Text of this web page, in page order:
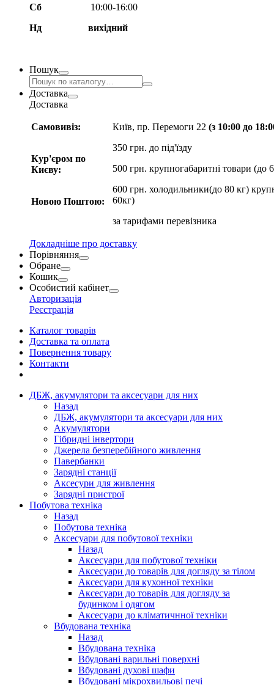
Сб
10:00-16:00
Нд вихідний
Пошук
Доставка
Доставка
Самовивіз:
Кур'єром по
Києву:
Новою Поштою:
Київ, пр. Перемоги 22 (з 10:00 до
350 грн. до під'їзду
500 грн. крупногабаритні товари (до
600 грн. холодильники(до 80 кг)
60кг)
за тарифами перевізника
Докладніше про доставку
Порівняння
Обране
Кошик
Особистий кабінет
Авторизація
Реєстрація
Каталог товарів
Доставка та оплата
Повернення товару
Контакти
ДБЖ, акумулятори та аксесуари для них
Назад
ДБЖ, акумулятори та аксесуари для них
Акумулятори
Гібридні інвертори
Джерела безперебійного живлення
Павербанки
Зарядні станції
Аксесури для живлення
Зарядні пристрої
Побутова техніка
Назад
Побутова техніка
Аксесуари для побутової техніки
Назад
Аксесуари для побутової техніки
Аксесуари до товарів для догляду за тілом
Аксесуари для кухонної техніки
Аксесуари до товарів для догляду за
будинком і одягом
Аксесуари до кліматичнної техніки
Вбудована техніка
Назад
Вбудована техніка
Вбудовані варильні поверхні
Вбудовані духові шафи
Вбудовані мікрохвильові печі